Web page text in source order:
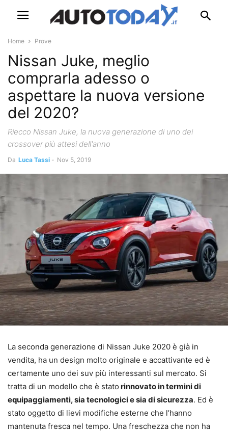
Home Prove
Nissan Juke, meglio
comprarla adesso o
aspettare la nuova versione
del 2020?
Riecco Nissan Juke, la nuova generazione di uno dei
crossover più attesi dell'anno
Da Luca Tassi - Nov 5, 2019
La seconda generazione di Nissan Juke 2020 è già in
vendita, ha un design molto originale e accattivante ed è
certamente uno dei suv più interessanti sul mercato. Si
tratta di un modello che è stato rinnovato in termini di
equipaggiamenti, sia tecnologici e sia di sicurezza. Ed è
stato oggetto di lievi modifiche esterne che l’hanno
mantenuta fresca nel tempo. Una freschezza che non ha